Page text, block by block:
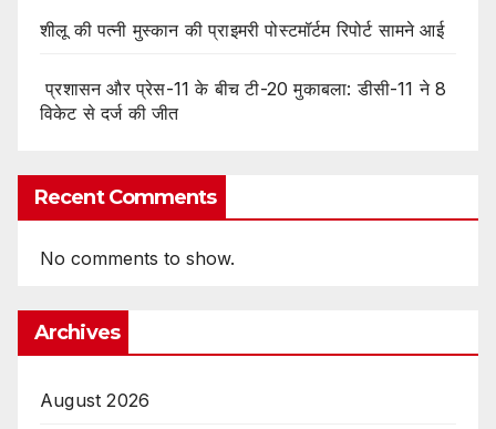
शीलू की पत्नी मुस्कान की प्राइमरी पोस्टमॉर्टम रिपोर्ट सामने आई
प्रशासन और प्रेस-11 के बीच टी-20 मुकाबला: डीसी-11 ने 8
विकेट से दर्ज की जीत
Recent Comments
No comments to show.
Archives
August 2026